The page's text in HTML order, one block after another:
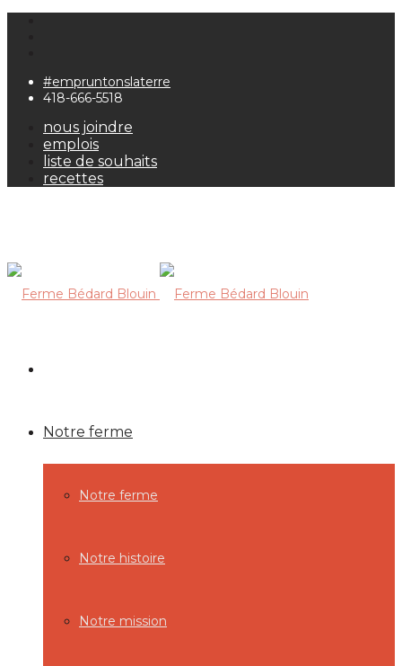
#empruntonslaterre
418-666-5518
nous joindre
emplois
liste de souhaits
recettes
Notre ferme
Notre ferme
Notre histoire
Notre mission